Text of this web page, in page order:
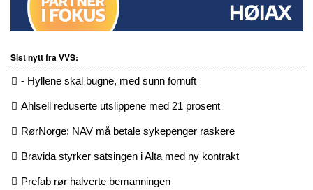
Sist nytt fra VVS:
- Hyllene skal bugne, med sunn fornuft
Ahlsell reduserte utslippene med 21 prosent
RørNorge: NAV må betale sykepenger raskere
Bravida styrker satsingen i Alta med ny kontrakt
Prefab rør halverte bemanningen